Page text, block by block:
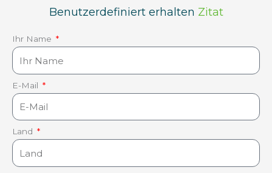
Benutzerdefiniert erhalten Zitat
Ihr Name
E-Mail
Land